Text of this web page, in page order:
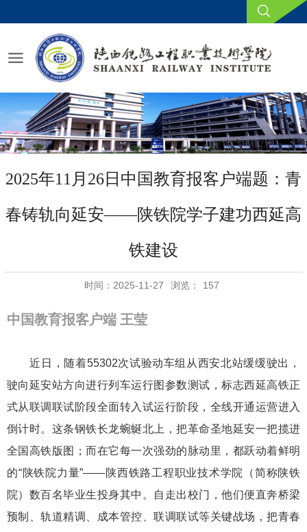
2025年11月26日中国教育报客户端题：青
春铸轨向延安——陕铁院学子建功西延高
铁建设
时间：2025-11-27 浏览： 157
中国教育报客户端 王莹
近日，随着55302次试验动车组从西安北站缓缓驶出，
驶向延安站方向进行列车运行图参数测试，标志西延高铁正
式从联调联试阶段全面转入试运行阶段，全线开通运营进入
倒计时。 这条钢铁长龙蜿蜒北上，把革命圣地延安一把揽进
全国高铁版图；而在它每一次强劲的脉动里，都跃动着鲜明
的“陕铁院力量”——陕西铁路工程职业技术学院 （简称陕铁
院） 数百名毕业生投身其中 。 自 走出校门 ，他们便直奔桥梁
预制、轨道精调、成本管控、联调联试等关键战场，把青春